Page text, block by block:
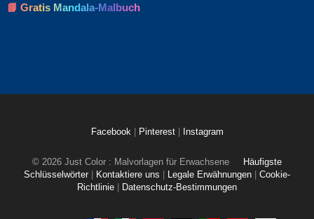
📘 Gratis Mandala-Malbuch
Facebook Pinterest Instagram
© 2026 Just Color : Malvorlagen für Erwachsene
Häufigste
Schlüsselwörter
Kontaktiere uns Legale Erwähnungen
Cookie-
Richtlinie
Datenschutz-Bestimmungen